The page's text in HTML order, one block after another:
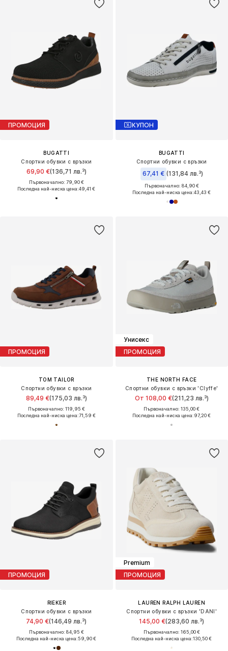
ПРОМОЦИЯ
BUGATTI
Спортни обувки с връзки
69,90 €(136,71 лв.³)
Първоначално: 79,90 €
Последна най-ниска цена:49,41 €
КУПОН
BUGATTI
Спортни обувки с връзки
67,41 € (131,84 лв.³)
Първоначално: 84,90 €
Последна най-ниска цена:43,43 €
ПРОМОЦИЯ
TOM TAILOR
Спортни обувки с връзки
89,49 €(175,03 лв.³)
Първоначално: 119,95 €
Последна най-ниска цена:71,59 €
Унисекс
ПРОМОЦИЯ
THE NORTH FACE
Спортни обувки с връзки 'Clyffe'
От 108,00 €(211,23 лв.³)
Първоначално: 135,00 €
Последна най-ниска цена:97,20 €
ПРОМОЦИЯ
RIEKER
Спортни обувки с връзки
74,90 €(146,49 лв.³)
Първоначално: 84,95 €
Последна най-ниска цена:59,90 €
Premium
ПРОМОЦИЯ
LAUREN RALPH LAUREN
Спортни обувки с връзки 'DANI'
145,00 €(283,60 лв.³)
Първоначално: 165,00 €
Последна най-ниска цена:130,50 €